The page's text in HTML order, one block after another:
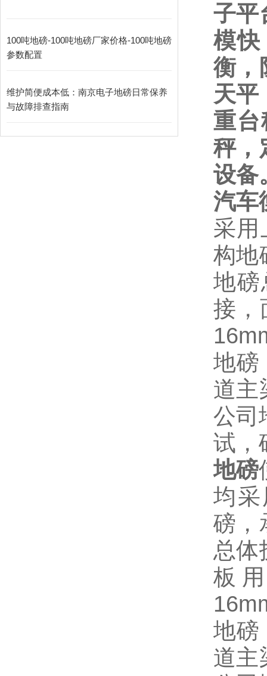
100吨地磅-100吨地磅厂家价格-100吨地磅
参数配置
维护简便成本低：南京电子地磅日常保养
与故障排查指南​
子平
模快
衡，
天平
重
秤，
设备
汽车
采用
构地
地磅
接，
地磅
道主
公司
试，
地磅
均
磅，
总体
板
地磅
道主